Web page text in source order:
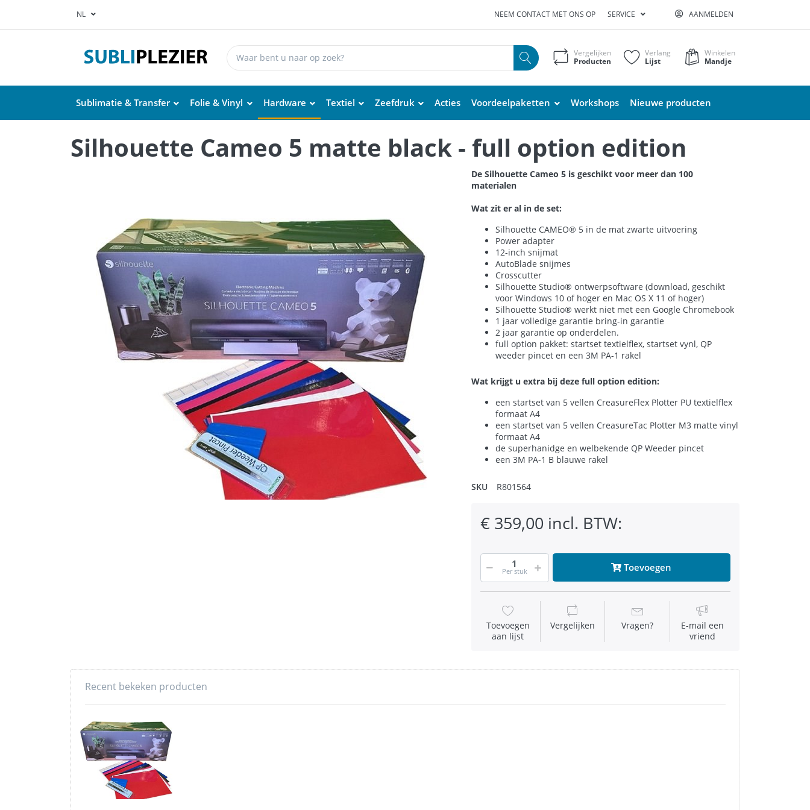
NL NEEM CONTACT MET ONS OP SERVICE AANMELDEN
Vergelijken
Producten
Verlang
Lijst
Winkelen
Mandje
Sublimatie & Transfer Folie & Vinyl Hardware Textiel Zeefdruk Acties Voordeelpaketten Workshops Nieuwe producten
Silhouette Cameo 5 matte black - full option edition
De Silhouette Cameo 5 is geschikt voor meer dan 100
materialen
Wat zit er al in de set:
Silhouette CAMEO® 5 in de mat zwarte uitvoering
Power adapter
12-inch snijmat
AutoBlade snijmes
Crosscutter
Silhouette Studio® ontwerpsoftware (download, geschikt
voor Windows 10 of hoger en Mac OS X 11 of hoger)
Silhouette Studio® werkt niet met een Google Chromebook
1 jaar volledige garantie bring-in garantie
2 jaar garantie op onderdelen.
full option pakket: startset textielflex, startset vynl, QP
weeder pincet en een 3M PA-1 rakel
Wat krijgt u extra bij deze full option edition:
een startset van 5 vellen CreasureFlex Plotter PU textielflex
formaat A4
een startset van 5 vellen CreasureTac Plotter M3 matte vinyl
formaat A4
de superhanidge en welbekende QP Weeder pincet
een 3M PA-1 B blauwe rakel
SKU R801564
€ 359,00 incl. BTW:
Per stuk Toevoegen
Toevoegen
aan lijst
Vergelijken Vragen?
E-mail een
vriend
Recent bekeken producten